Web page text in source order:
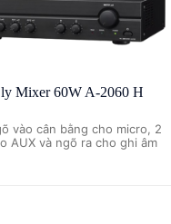
Mixer 60W A-2060 H
vào cân bằng cho micro, 2
AUX và ngõ ra cho ghi âm